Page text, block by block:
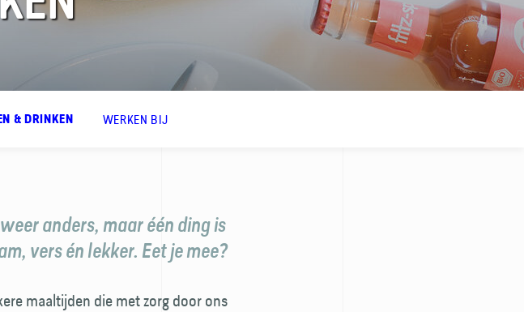
& DRINKEN WERKEN BIJ
anders, maar één ding is
vers én lekker. Eet je mee?
maaltijden die met zorg door ons